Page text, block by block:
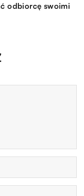
odbiorcę swoimi